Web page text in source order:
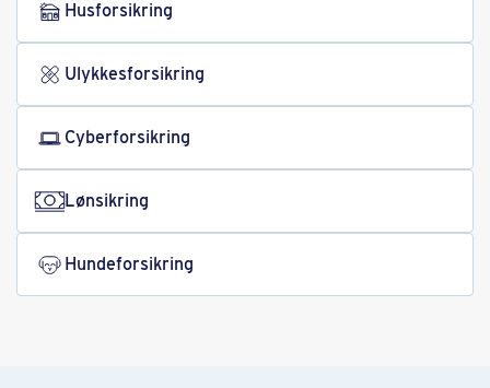
Hus­forsikring
Ulykkes­forsikring
Cyberforsikring
Lønsikring
Hundeforsikring